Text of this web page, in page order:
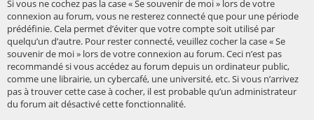
Si vous ne cochez pas la case « Se souvenir de moi » lors de votre
connexion au forum, vous ne resterez connecté que pour une période
prédéfinie. Cela permet d’éviter que votre compte soit utilisé par
quelqu’un d’autre. Pour rester connecté, veuillez cocher la case « Se
souvenir de moi » lors de votre connexion au forum. Ceci n’est pas
recommandé si vous accédez au forum depuis un ordinateur public,
comme une librairie, un cybercafé, une université, etc. Si vous n’arrivez
pas à trouver cette case à cocher, il est probable qu’un administrateur
du forum ait désactivé cette fonctionnalité.